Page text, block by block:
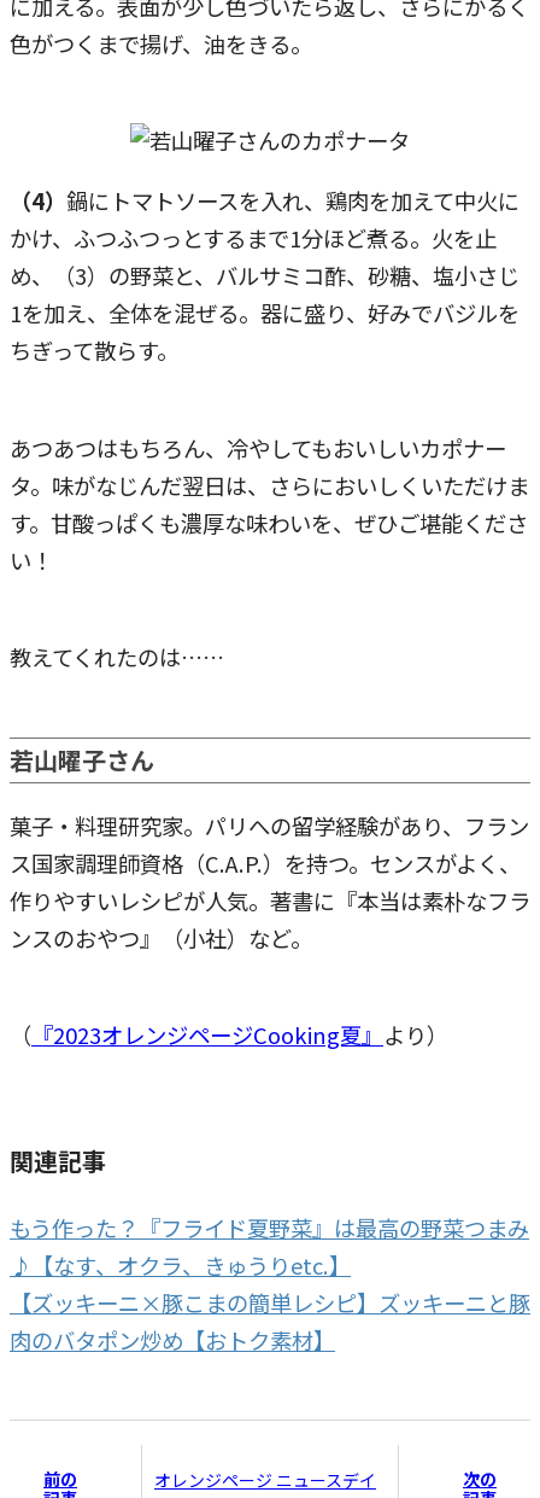
に加える。表面が少し色づいたら返し、さらにかるく
色がつくまで揚げ、油をきる。
（4） 鍋にトマトソースを入れ、鶏肉を加えて中火に
かけ、ふつふつっとするまで1分ほど煮る。火を止
め、（3）の野菜と、バルサミコ酢、砂糖、塩小さじ
1を加え、全体を混ぜる。器に盛り、好みでバジルを
ちぎって散らす。
あつあつはもちろん、冷やしてもおいしいカポナー
タ。味がなじんだ翌日は、さらにおいしくいただけま
す。甘酸っぱくも濃厚な味わいを、ぜひご堪能くださ
い！
教えてくれたのは……
若山曜子さん
菓子・料理研究家。パリへの留学経験があり、フラン
ス国家調理師資格（C.A.P.）を持つ。センスがよく、
作りやすいレシピが人気。著書に『本当は素朴なフラ
ンスのおやつ』（小社）など。
（ 『2023オレンジページCooking夏』 より）
関連記事
もう作った？『フライド夏野菜』は最高の野菜つまみ
♪【なす、オクラ、きゅうりetc.】
【ズッキーニ×豚こまの簡単レシピ】ズッキーニと豚
肉のバタポン炒め【おトク素材】
前の
オレンジページ ニュースデイ
次の